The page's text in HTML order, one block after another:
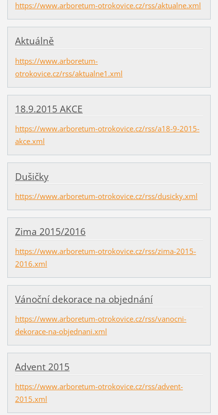
https://www.arboretum-otrokovice.cz/rss/aktualne.xml
Aktuálně
https://www.arboretum-
otrokovice.cz/rss/aktualne1.xml
18.9.2015 AKCE
https://www.arboretum-otrokovice.cz/rss/a18-9-2015-
akce.xml
Dušičky
https://www.arboretum-otrokovice.cz/rss/dusicky.xml
Zima 2015/2016
https://www.arboretum-otrokovice.cz/rss/zima-2015-
2016.xml
Vánoční dekorace na objednání
https://www.arboretum-otrokovice.cz/rss/vanocni-
dekorace-na-objednani.xml
Advent 2015
https://www.arboretum-otrokovice.cz/rss/advent-
2015.xml